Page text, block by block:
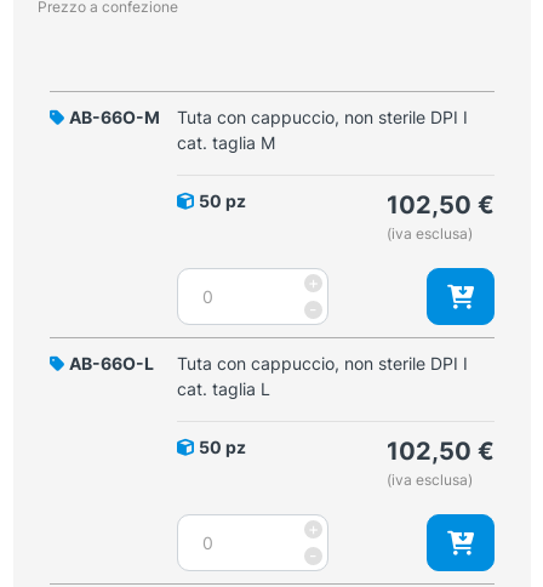
Prezzo a confezione
AB-66O-M
Tuta con cappuccio, non sterile DPI I
cat. taglia M
50 pz 102,50 €
(iva esclusa)
-
Tuta
con
cappuccio,
non
sterile
cat.
quantità
+
AB-66O-L
Tuta con cappuccio, non sterile DPI I
cat. taglia L
50 pz 102,50 €
(iva esclusa)
-
Tuta
con
cappuccio,
+